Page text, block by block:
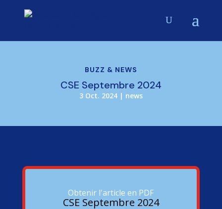
BUZZ & NEWS
CSE Septembre 2024
3 Oct. 2024| news
Obtenir l'article en PDF
CSE Septembre 2024